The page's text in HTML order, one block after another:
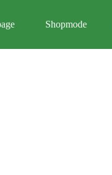
Shopmode